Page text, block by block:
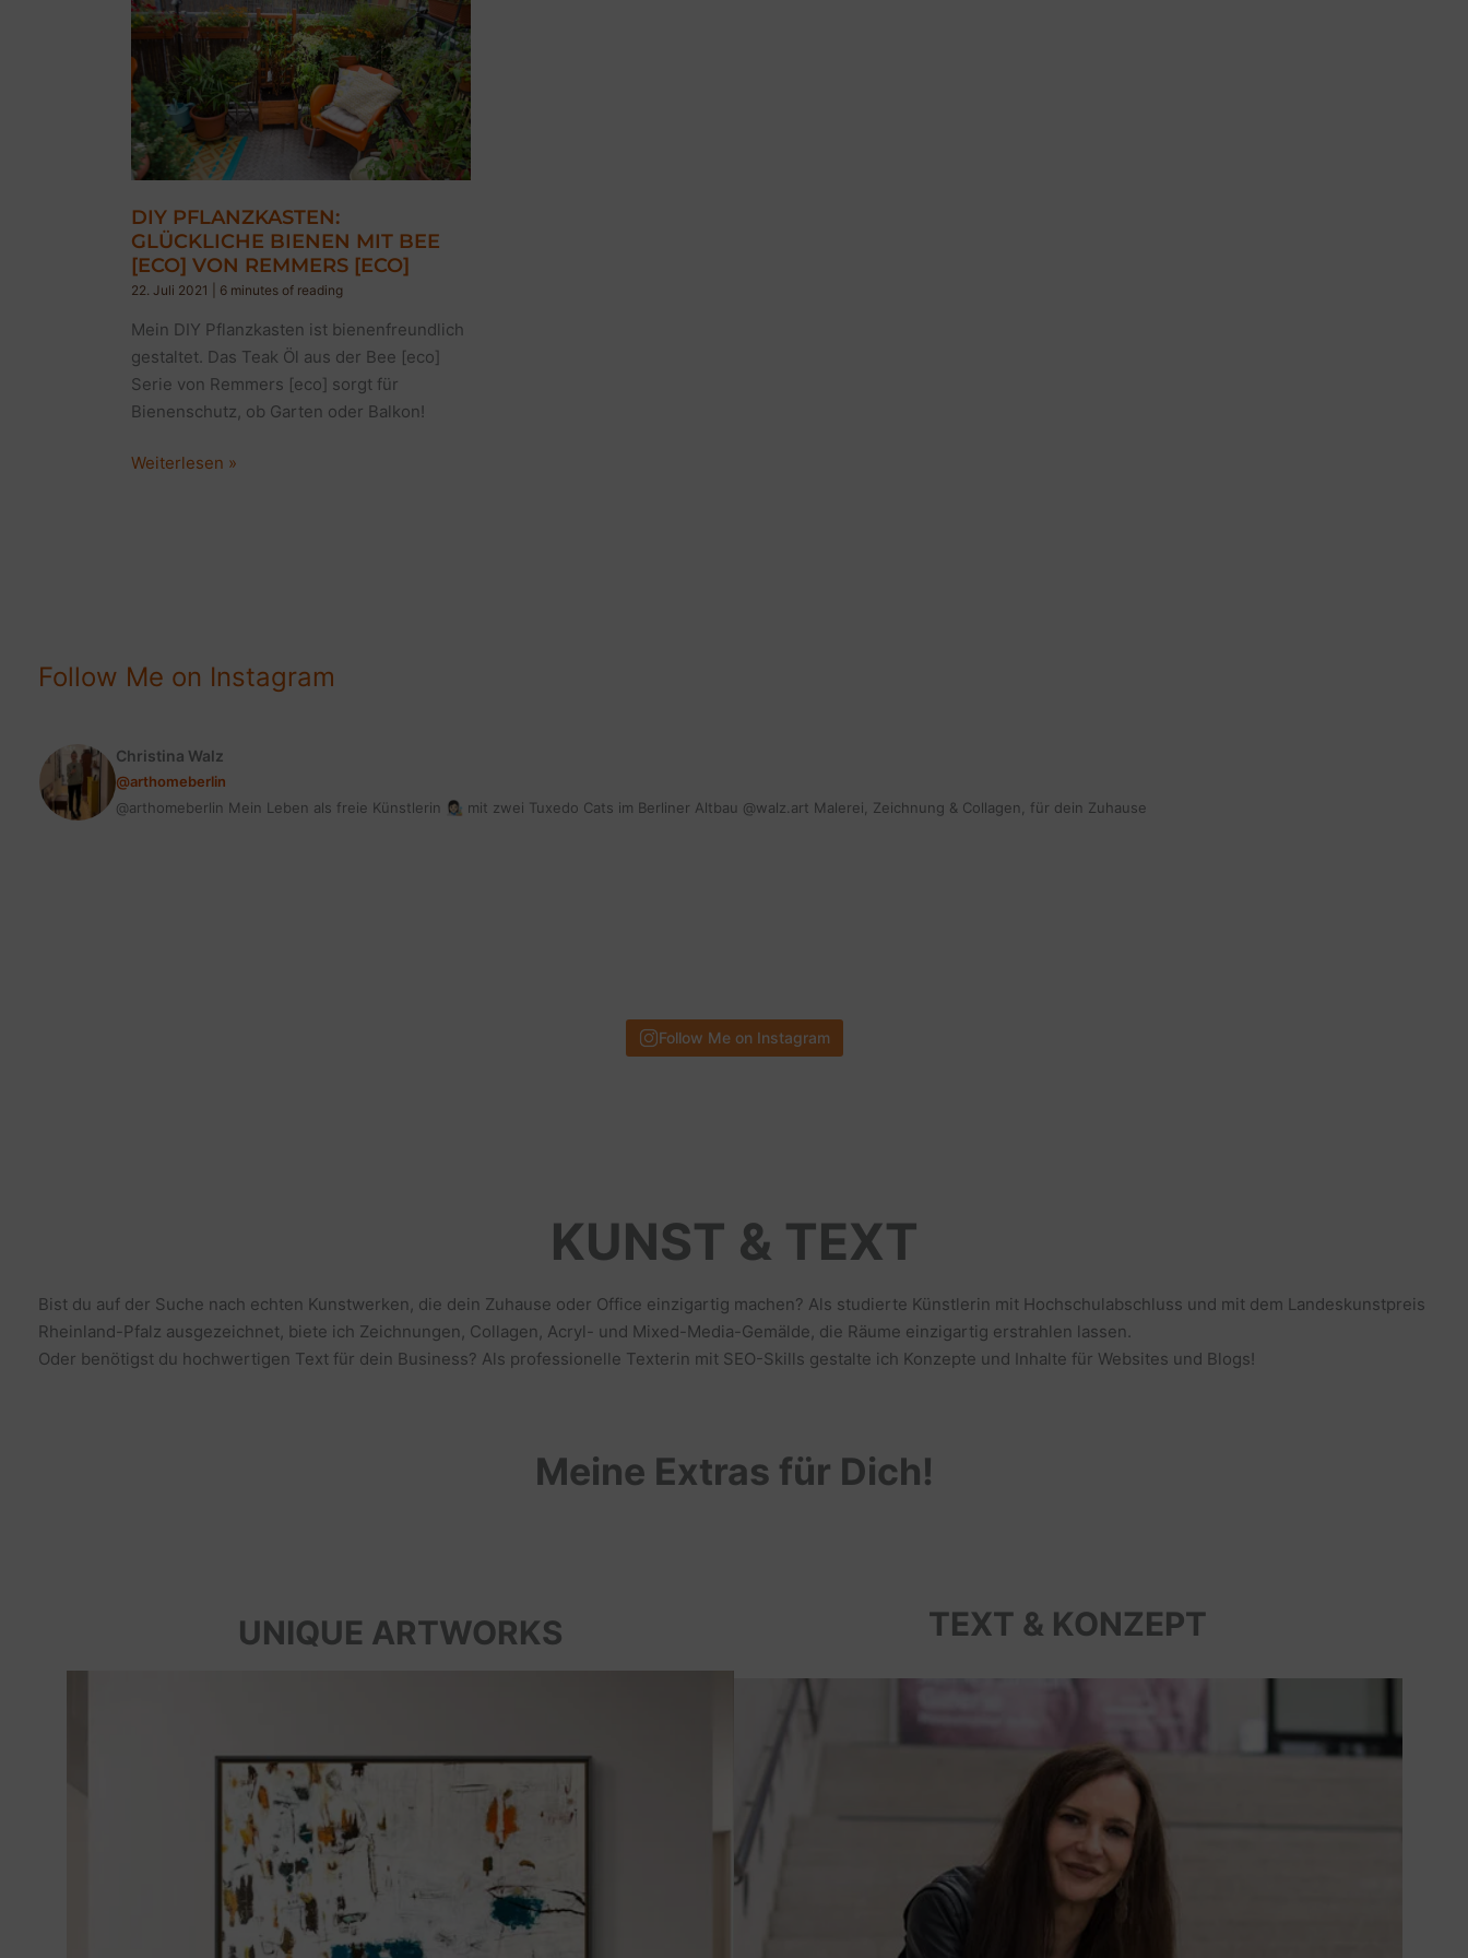
DIY PFLANZKASTEN:
GLÜCKLICHE BIENEN MIT BEE
[ECO] VON REMMERS [ECO]
22. Juli 2021 6 minutes of reading
Mein DIY Pflanzkasten ist bienenfreundlich
gestaltet. Das Teak Öl aus der Bee [eco]
Serie von Remmers [eco] sorgt für
Bienenschutz, ob Garten oder Balkon!
DIY
Remmers
Weiterlesen »
Follow Me on Instagram
Christina Walz
@arthomeberlin
@arthomeberlin Mein Leben als freie Künstlerin 👩🏻‍🎨 mit zwei Tuxedo Cats im Berliner Altbau @walz.art Malerei, Zeichnung & Collagen, für dein Zuhause
Follow Me on Instagram
KUNST & TEXT
Bist du auf der Suche nach echten Kunstwerken, die dein Zuhause oder Office einzigartig machen? Als studierte Künstlerin mit Hochschulabschluss und mit dem Landeskunstpreis
Rheinland-Pfalz ausgezeichnet, biete ich Zeichnungen, Collagen, Acryl- und Mixed-Media-Gemälde, die Räume einzigartig erstrahlen lassen.
Oder benötigst du hochwertigen Text für dein Business? Als professionelle Texterin mit SEO-Skills gestalte ich Konzepte und Inhalte für Websites und Blogs!
Meine Extras für Dich!
UNIQUE ARTWORKS TEXT & KONZEPT